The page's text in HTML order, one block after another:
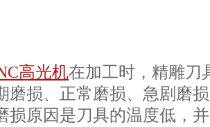
高光机在加工时，精雕刀
磨损、正常磨损、急剧磨
损原因是刀具的温度低，